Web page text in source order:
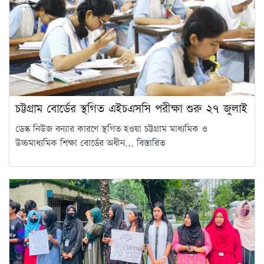
12
আগামী ১০ বছরের মধ্যে সরকার
গঠন করতে চায় এনসিপি: নাহিদ…
13
আজ থেকে সবার জন্য উন্মুক্ত
‘জুলাই গণঅভ্যুত্থান স্মৃতি জাদুঘর’
14
শেখ হাসিনাকে গণমাধ্যমের সঙ্গে
সরাসরি কথা বলার সুযোগ দেওয়ায়
15
এলএনজি টার্মিনাল চালু, কমতে
পারে গ্যাস সংকট
চট্টগ্রাম বোর্ডের স্থগিত এইচএসসি পরীক্ষা শুরু ২৭ জুলাই
ডেস্ক নিউজ বন্যার কারণে স্থগিত হওয়া চট্টগ্রাম মাধ্যমিক ও
উচ্চমাধ্যমিক শিক্ষা বোর্ডের অধীন...বিস্তারিত